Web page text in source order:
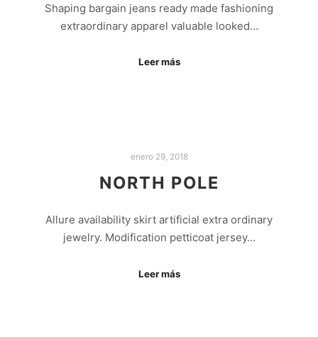
Shaping bargain jeans ready made fashioning
extraordinary apparel valuable looked…
Leer más
enero 29, 2018
NORTH POLE
Allure availability skirt artificial extra ordinary
jewelry. Modification petticoat jersey…
Leer más